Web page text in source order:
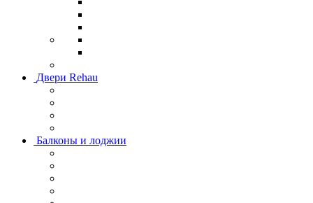
Двери Rehau
Балконы и лоджии